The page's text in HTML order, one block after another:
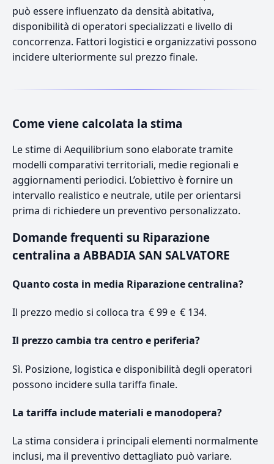
può essere influenzato da densità abitativa,
disponibilità di operatori specializzati e livello di
concorrenza. Fattori logistici e organizzativi possono
incidere ulteriormente sul prezzo finale.
Come viene calcolata la stima
Le stime di Aequilibrium sono elaborate tramite
modelli comparativi territoriali, medie regionali e
aggiornamenti periodici. L’obiettivo è fornire un
intervallo realistico e neutrale, utile per orientarsi
prima di richiedere un preventivo personalizzato.
Domande frequenti su Riparazione
centralina a ABBADIA SAN SALVATORE
Quanto costa in media Riparazione centralina?
Il prezzo medio si colloca tra € 99 e € 134.
Il prezzo cambia tra centro e periferia?
Sì. Posizione, logistica e disponibilità degli operatori
possono incidere sulla tariffa finale.
La tariffa include materiali e manodopera?
La stima considera i principali elementi normalmente
inclusi, ma il preventivo dettagliato può variare.